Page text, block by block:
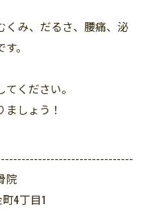
、だるさ、腰痛、泌
。
ください。
しょう！
院
4丁目1